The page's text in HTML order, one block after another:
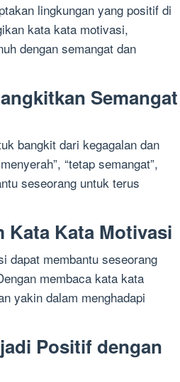
lingkungan yang positif di
kata kata motivasi,
dengan semangat dan
Semangat
bangkit dari kegagalan dan
“tetap semangat”,
seseorang untuk terus
Kata Kata Motivasi
dapat membantu seseorang
membaca kata kata
yakin dalam menghadapi
Positif dengan